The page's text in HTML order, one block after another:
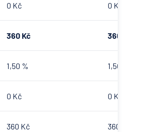
0 Kč 0 Kč
360 Kč 360 Kč
1,50 % 1,50 %
0 Kč 0 Kč
360 Kč 360 Kč